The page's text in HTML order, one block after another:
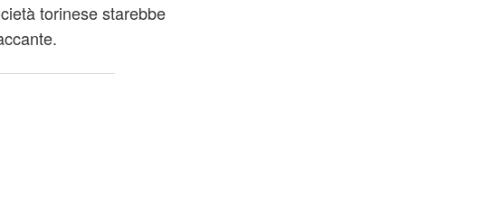
torinese starebbe